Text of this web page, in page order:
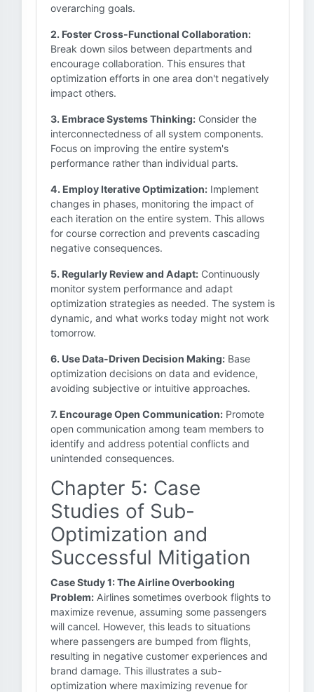
overarching goals.
2. Foster Cross-Functional Collaboration:
Break down silos between departments and
encourage collaboration. This ensures that
optimization efforts in one area don't negatively
impact others.
3. Embrace Systems Thinking: Consider the
interconnectedness of all system components.
Focus on improving the entire system's
performance rather than individual parts.
4. Employ Iterative Optimization: Implement
changes in phases, monitoring the impact of
each iteration on the entire system. This allows
for course correction and prevents cascading
negative consequences.
5. Regularly Review and Adapt: Continuously
monitor system performance and adapt
optimization strategies as needed. The system is
dynamic, and what works today might not work
tomorrow.
6. Use Data-Driven Decision Making: Base
optimization decisions on data and evidence,
avoiding subjective or intuitive approaches.
7. Encourage Open Communication: Promote
open communication among team members to
identify and address potential conflicts and
unintended consequences.
Chapter 5: Case
Studies of Sub-
Optimization and
Successful Mitigation
Case Study 1: The Airline Overbooking
Problem: Airlines sometimes overbook flights to
maximize revenue, assuming some passengers
will cancel. However, this leads to situations
where passengers are bumped from flights,
resulting in negative customer experiences and
brand damage. This illustrates a sub-
optimization where maximizing revenue for